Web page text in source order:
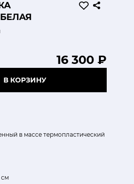
БЕЛАЯ
в массе термопластический
см
16 300 ₽
В КОРЗИНУ